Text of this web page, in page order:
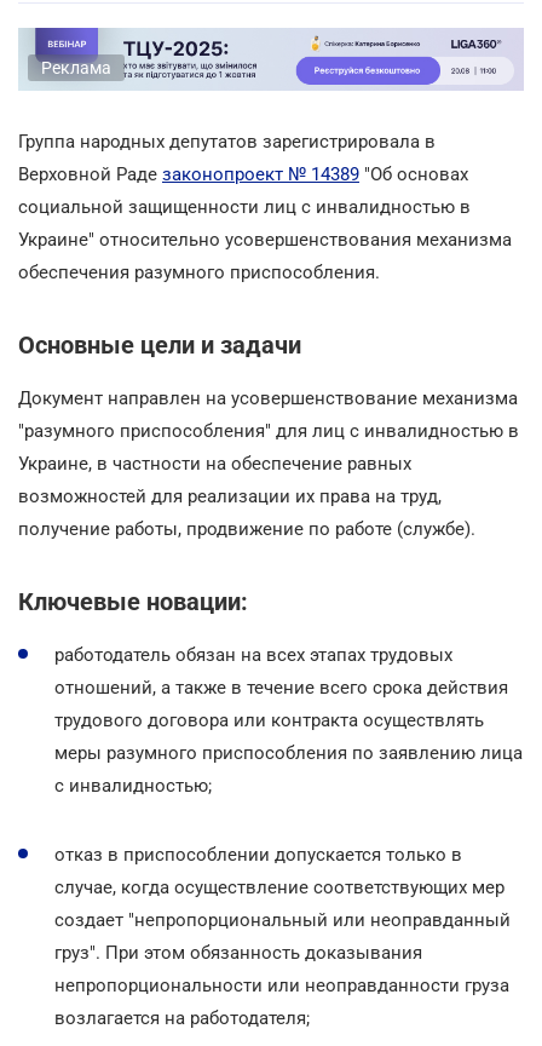
Реклама
Группа народных депутатов зарегистрировала в
Верховной Раде законопроект № 14389 "Об основах
социальной защищенности лиц с инвалидностью в
Украине" относительно усовершенствования механизма
обеспечения разумного приспособления.
Основные цели и задачи
Документ направлен на усовершенствование механизма
"разумного приспособления" для лиц с инвалидностью в
Украине, в частности на обеспечение равных
возможностей для реализации их права на труд,
получение работы, продвижение по работе (службе).
Ключевые новации:
работодатель обязан на всех этапах трудовых
отношений, а также в течение всего срока действия
трудового договора или контракта осуществлять
меры разумного приспособления по заявлению лица
с инвалидностью;
отказ в приспособлении допускается только в
случае, когда осуществление соответствующих мер
создает "непропорциональный или неоправданный
груз". При этом обязанность доказывания
непропорциональности или неоправданности груза
возлагается на работодателя;